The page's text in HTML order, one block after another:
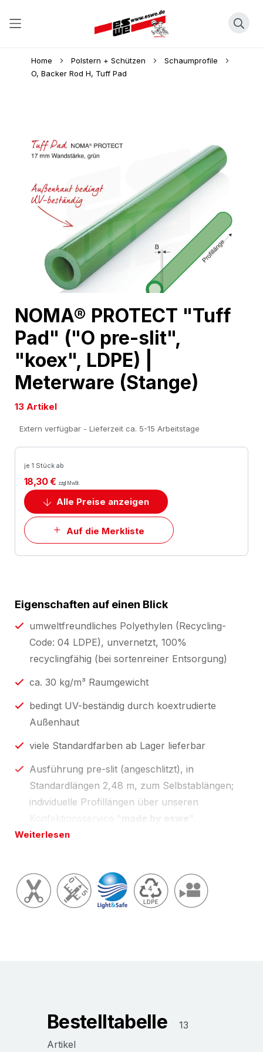
Home Polstern + Schützen
Schaumprofile
O, Backer Rod H, Tuff Pad
images
to
the
beginning
the
NOMA® PROTECT "Tuff
Pad" ("O pre-slit",
"koex", LDPE) |
Meterware (Stange)
13 Artikel
Extern verfügbar - Lieferzeit ca. 5-15 Arbeitstage
Auf die Merkliste
je 1 Stück ab
18,30 € zzgl. MwSt.
Alle Preise anzeigen
Eigenschaften auf einen Blick
umweltfreundliches Polyethylen (Recycling-
Code: 04 LDPE), unvernetzt, 100%
recyclingfähig (bei sortenreiner Entsorgung)
ca. 30 kg/m³ Raumgewicht
bedingt UV-beständig durch koextrudierte
Außenhaut
viele Standardfarben ab Lager lieferbar
Ausführung pre-slit (angeschlitzt), in
Standardlängen 2,48 m, zum Selbstablängen;
individuelle Profillängen über unseren
Konfektionsservice " made by eswe ".
nachLight & Safe vomzertifizierten NOMAPACK®
Verpackungshändler, Schaumverarbeiter; unsere
Konfektionsservice · Team Sonderlösung
Auf Wunsch liefern wir Ihnen gerne auch Ihre
Weiterlesen
Bestelltabelle
13
Artikel